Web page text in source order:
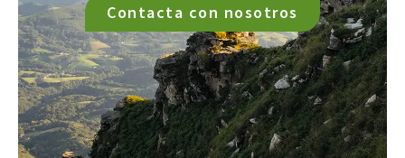
Contacta con nosotros